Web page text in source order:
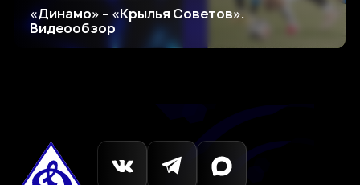
«Динамо» – «Крылья Советов».
Видеообзор